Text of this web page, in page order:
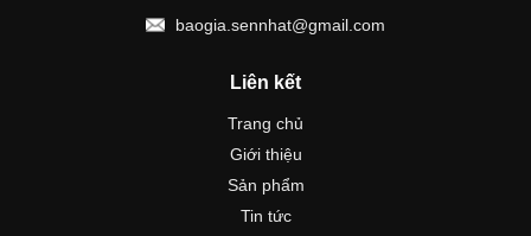
baogia.sennhat@gmail.com
Liên kết
Trang chủ
Giới thiệu
Sản phẩm
Tin tức